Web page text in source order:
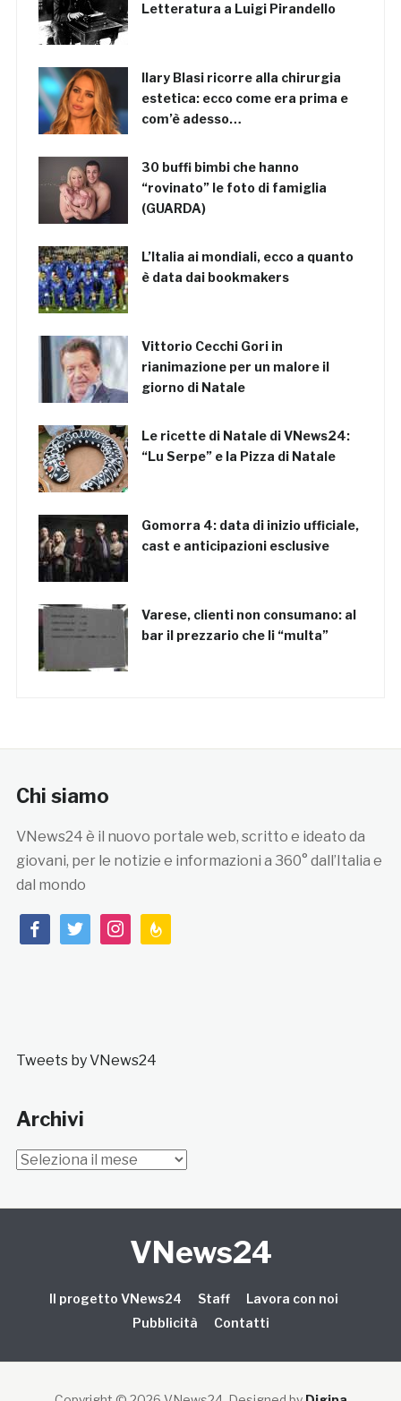
Letteratura a Luigi Pirandello
Ilary Blasi ricorre alla chirurgia
estetica: ecco come era prima e
com’è adesso…
30 buffi bimbi che hanno
“rovinato” le foto di famiglia
(GUARDA)
L’Italia ai mondiali, ecco a quanto
è data dai bookmakers
Vittorio Cecchi Gori in
rianimazione per un malore il
giorno di Natale
Le ricette di Natale di VNews24:
“Lu Serpe” e la Pizza di Natale
Gomorra 4: data di inizio ufficiale,
cast e anticipazioni esclusive
Varese, clienti non consumano: al
bar il prezzario che li “multa”
Chi siamo
VNews24 è il nuovo portale web, scritto e ideato da
giovani, per le notizie e informazioni a 360° dall’Italia e
dal mondo
facebooktwitterinstagramfeedburner
Tweets by VNews24
Archivi
Archivi
VNews24
Il progetto VNews24 Staff
Lavora con noi
Pubblicità
Contatti